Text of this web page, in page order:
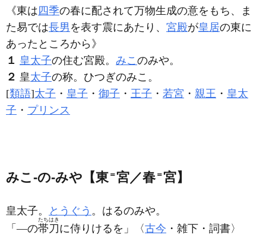
《東は 四季の春に配されて万物生成の意をもち、ま
た易では長男 を表す震にあたり、 宮殿が皇居の東に
あったところから》
１ 皇太子の住む宮殿。 みこのみや。
２ 皇太子の称。ひつぎのみこ。
[類語]太子 ・ 皇子 ・ 御子 ・ 王子 ・ 若宮 ・ 親王 ・ 皇太
子 ・ プリンス
みこ‐の‐みや【東 ＝宮／春 ＝宮】
皇太子。 とうぐう 。はるのみや。
「―の帯刀
たちはき
に侍りけるを」〈古今 ・雑下・詞書〉